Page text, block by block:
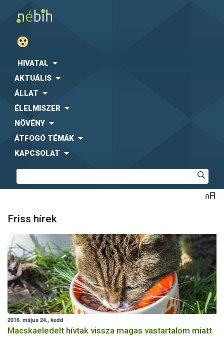
HIVATAL
AKTUÁLIS
ÁLLAT
ÉLELMISZER
NÖVÉNY
ÁTFOGÓ TÉMÁK
KAPCSOLAT
Friss hírek
2016. május 24., kedd
Macskaeledelt hívtak vissza magas vastartalom miatt